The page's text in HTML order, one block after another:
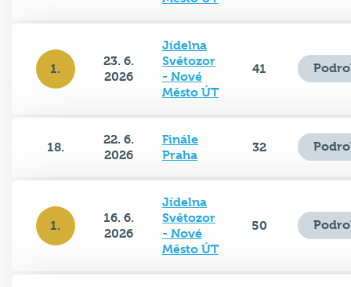
1.
23. 6.
2026
Jídelna
Světozor
- Nové
Město ÚT
41
18.
22. 6.
2026
Finále
Praha
32
1.
16. 6.
2026
Jídelna
Světozor
- Nové
Město ÚT
50